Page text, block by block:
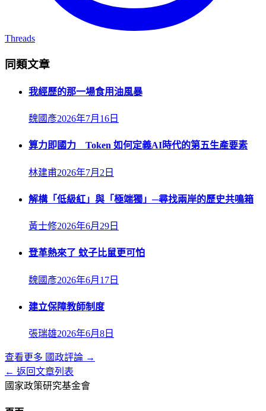
Threads
同類文章
我經歷的那一場食用油風暴
魏國彥2026年7月16日
算力即國力 Token 如何定義AI時代的第五生產要素
林建甫2026年7月2日
解構「低級紅」與「極端獨」─尋找兩岸的歷史共鳴箱
黃士修2026年6月29日
登革熱來了 蚊子比鼠更可怕
魏國彥2026年6月17日
建立保障教師制度
張瑞雄2026年6月8日
查看更多 國政評論 →
← 返回文章列表
國家政策研究基金會